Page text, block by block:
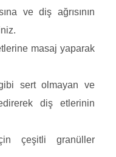
ve diş ağrısının
masaj yaparak
sert olmayan ve
diş etlerinin
çeşitli granüller